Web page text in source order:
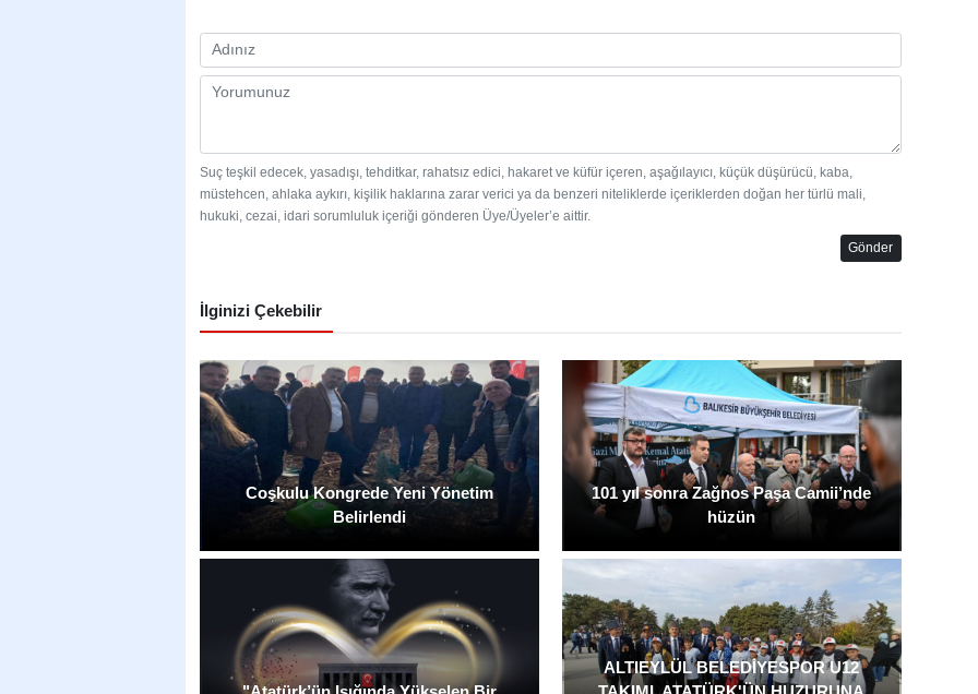
Suç teşkil edecek, yasadışı, tehditkar, rahatsız edici, hakaret ve küfür içeren, aşağılayıcı, küçük düşürücü, kaba,
müstehcen, ahlaka aykırı, kişilik haklarına zarar verici ya da benzeri niteliklerde içeriklerden doğan her türlü mali,
hukuki, cezai, idari sorumluluk içeriği gönderen Üye/Üyeler’e aittir.
Gönder
İlginizi Çekebilir
Coşkulu Kongrede Yeni Yönetim
Belirlendi
101 yıl sonra Zağnos Paşa Camii’nde
hüzün
ALTIEYLÜL BELEDİYESPOR U12